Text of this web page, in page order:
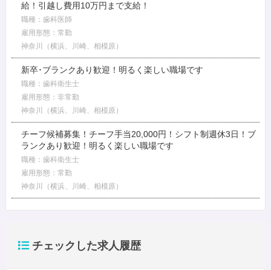
給！引越し費用10万円まで支給！
職種：歯科医師
雇用形態：常勤
神奈川（横浜、川崎、相模原）
新卒･ブランクあり歓迎！明るく楽しい職場です
職種：歯科衛生士
雇用形態：非常勤
神奈川（横浜、川崎、相模原）
チーフ候補募集！チーフ手当20,000円！シフト制週休3日！ブ
ランクあり歓迎！明るく楽しい職場です
職種：歯科衛生士
雇用形態：常勤
神奈川（横浜、川崎、相模原）
チェックした求人履歴